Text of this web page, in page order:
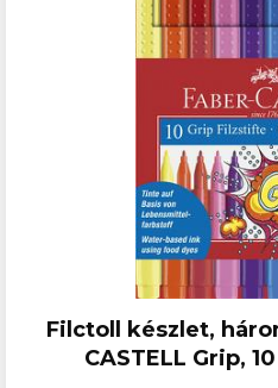
Filctoll készlet,
CASTELL Grip,